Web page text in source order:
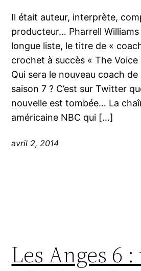
Il était auteur, interprète,
producteur… Pharrell
longue liste, le titre de «
crochet à succès « The
Qui sera le nouveau coach de
saison 7 ? C’est sur Twitter
nouvelle est tombée… La
américaine NBC qui […]
avril 2, 2014
Les Anges 6